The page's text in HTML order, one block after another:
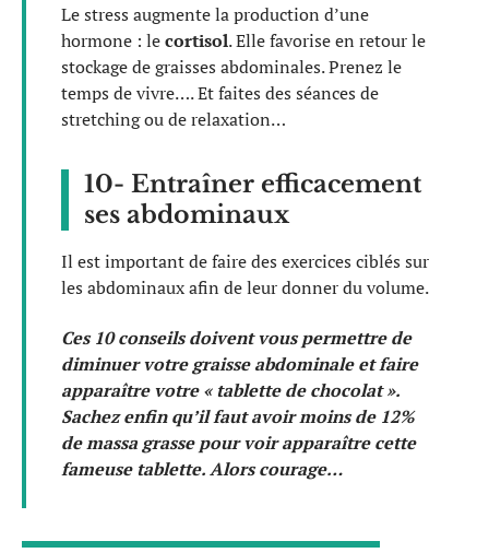
Le stress augmente la production d’une
hormone : lecortisol. Elle favorise en retour le
stockage de graisses abdominales. Prenez le
temps de vivre…. Et faites des séances de
stretching ou de relaxation…
10- Entraîner efficacement
ses abdominaux
Il est important de faire des exercices ciblés sur
les abdominaux afin de leur donner du volume​.
Ces 10 conseils doivent vous permettre de
diminuer votre graisse abdominale et faire
apparaître votre « tablette de chocolat ».
Sachez enfin qu’il faut avoir moins de 12%
de massa grasse pour voir apparaître cette
fameuse tablette. Alors courage…